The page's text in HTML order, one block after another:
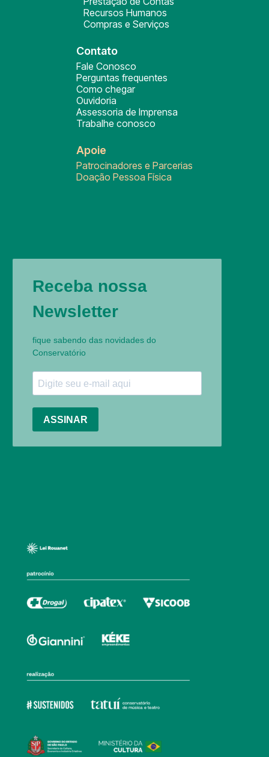
Recursos Humanos
Compras e Serviços
Contato
Fale Conosco
Perguntas frequentes
Como chegar
Ouvidoria
Assessoria de Imprensa
Trabalhe conosco
Apoie
Patrocinadores e Parcerias
Doação Pessoa Física